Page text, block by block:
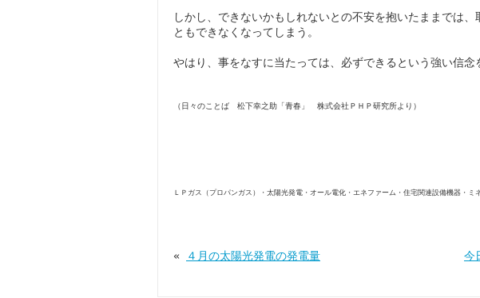
しかし、できないかもしれないとの不安を抱いたままでは
ともできなくなってしまう。
やはり、事をなすに当たっては、必ずできるという強い信念
（日々のことば 松下幸之助「青春」 株式会社ＰＨＰ研究所より）
ＬＰガス（プロパンガス）・太陽光発電・オール電化・エネファーム・住宅関連設備機器・ミ
« ４月の太陽光発電の発電量 今